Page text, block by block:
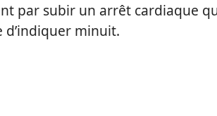
par subir un arrêt cardiaque
d’indiquer minuit.